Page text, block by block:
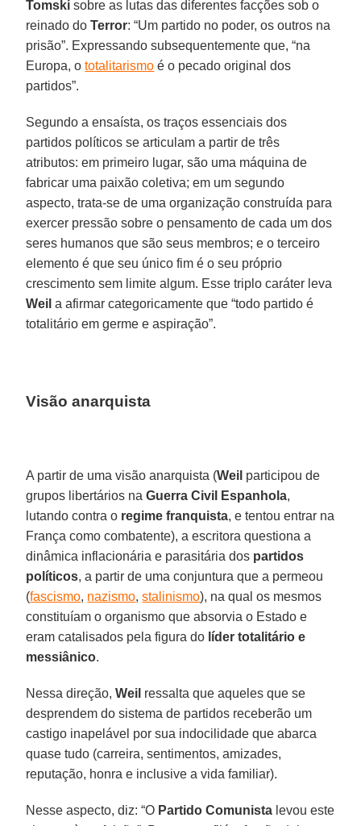
Tomski sobre as lutas das diferentes facções sob o
reinado doTerror: “Um partido no poder, os outros na
prisão”. Expressando subsequentemente que, “na
Europa, ototalitarismo é o pecado original dos
partidos”.
Segundo a ensaísta, os traços essenciais dos
partidos políticos se articulam a partir de três
atributos: em primeiro lugar, são uma máquina de
fabricar uma paixão coletiva; em um segundo
aspecto, trata-se de uma organização construída para
exercer pressão sobre o pensamento de cada um dos
seres humanos que são seus membros; e o terceiro
elemento é que seu único fim é o seu próprio
crescimento sem limite algum. Esse triplo caráter leva
Weil a afirmar categoricamente que “todo partido é
totalitário em germe e aspiração”.
Visão anarquista
A partir de uma visão anarquista (Weil participou de
grupos libertários naGuerra Civil Espanhola,
lutando contra o regime franquista, e tentou entrar na
França como combatente), a escritora questiona a
dinâmica inflacionária e parasitária dos partidos
políticos, a partir de uma conjuntura que a permeou
(fascismo, nazismo,stalinismo), na qual os mesmos
constituíam o organismo que absorvia o Estado e
eram catalisados pela figura do líder totalitário e
messiânico.
Nessa direção,Weil ressalta que aqueles que se
desprendem do sistema de partidos receberão um
castigo inapelável por sua indocilidade que abarca
quase tudo (carreira, sentimentos, amizades,
reputação, honra e inclusive a vida familiar).
Nesse aspecto, diz: “O Partido Comunista levou este